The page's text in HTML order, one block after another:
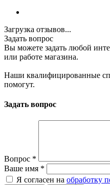
Загрузка отзывов...
Задать вопрос
Вы можете задать любой
или работе магазина.
Наши квалифицированные
помогут.
Задать вопрос
Вопрос *
Ваше имя *
Я согласен на обработку